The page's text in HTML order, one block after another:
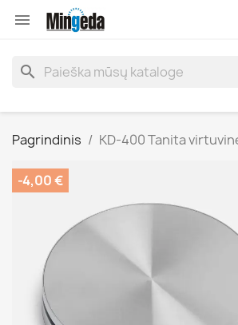

search
Pagrindinis KD-400 Tanita
-4,00 €